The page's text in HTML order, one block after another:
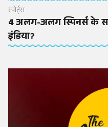
स्पोर्ट्स
4 अलग-अलग स्पिनर्स के
इंडिया?